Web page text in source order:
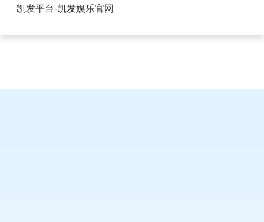
手机USB插座定义-凯发平台
凯发平台-凯发娱乐官网